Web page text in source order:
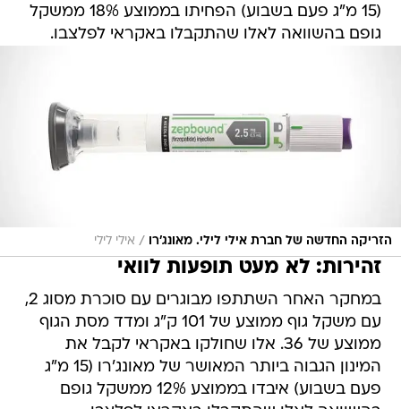
(15 מ"ג פעם בשבוע) הפחיתו בממוצע 18% ממשקל
גופם בהשוואה לאלו שהתקבלו באקראי לפלצבו.
הזריקה החדשה של חברת אילי לילי. מאונג'רו / אילי לילי
זהירות: לא מעט תופעות לוואי
במחקר האחר השתתפו מבוגרים עם סוכרת מסוג 2,
עם משקל גוף ממוצע של 101 ק"ג ומדד מסת הגוף
ממוצע של 36. אלו שחולקו באקראי לקבל את
המינון הגבוה ביותר המאושר של מאונג'רו (15 מ"ג
פעם בשבוע) איבדו בממוצע 12% ממשקל גופם